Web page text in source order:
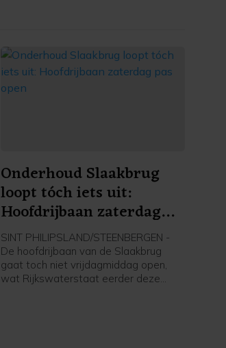
Onderhoud Slaakbrug
loopt tóch iets uit:
Hoofdrijbaan zaterdag
pas open
SINT PHILIPSLAND/STEENBERGEN -
De hoofdrijbaan van de Slaakbrug
gaat toch niet vrijdagmiddag open,
wat Rijkswaterstaat eerder deze